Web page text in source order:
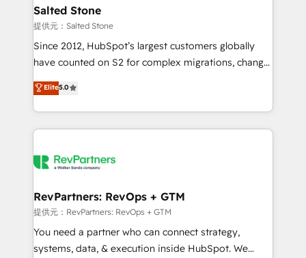
we turn complexity into clarity, human at global
scale. 🏆 HubSpot’s CEO called us “the partner of the
future.” Others agree it is proof of trust built through
measurable impact.
Salted Stone
提供元：Salted Stone
Since 2012, HubSpot’s largest customers globally
have counted on S2 for complex migrations, change
management, systems integration, and creative
solutions that deliver measurable impact and
transform brand experiences As one of the few full-
service creative agencies in the HubSpot
winning design to build scalable, globally
marketing campaigns, & RevOps frameworks that
fuel long-term success We connect the entire
customer lifecycle through seamless integrations,
ensure long-term adoption with change-
Elite5.0
RevPartners: RevOps + GTM
提供元：RevPartners: RevOps + GTM
You need a partner who can connect strategy,
systems, data, & execution inside HubSpot. We